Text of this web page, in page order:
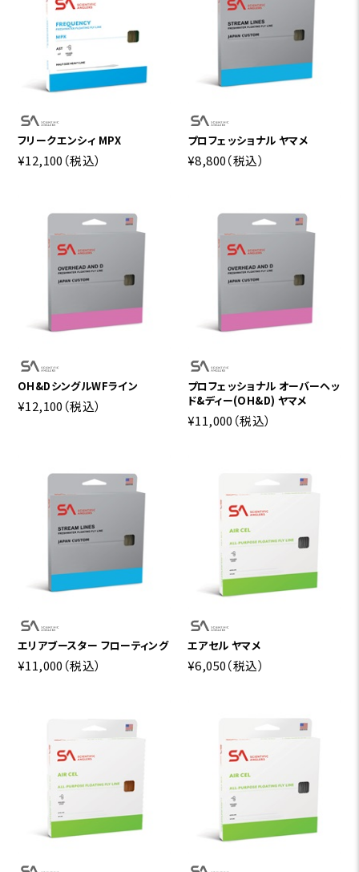
フリークエンシィ MPX
¥12,100 （税込）
プロフェッショナル ヤマメ
¥8,800（税込）
OH&DシングルWFライン
¥12,100 （税込）
プロフェッショナル オーバーヘッ
ド&ディー(OH&D) ヤマメ
¥11,000 （税込）
エリアブースター フローティング
¥11,000 （税込）
エアセル ヤマメ
¥6,050（税込）